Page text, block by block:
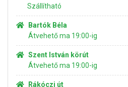
Szállítható
Bartók Béla
Átvehető ma 19:00-ig
Szent István körút
Átvehető ma 19:00-ig
Rákóczi út